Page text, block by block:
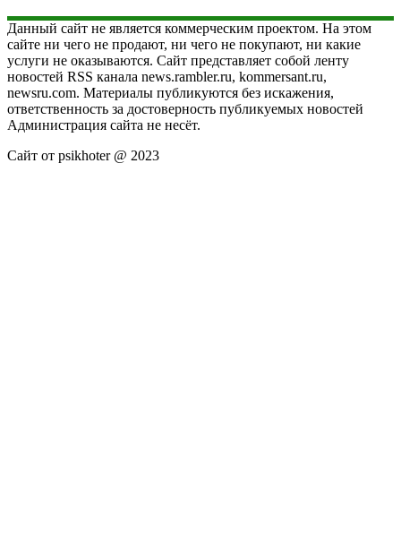
Данный сайт не является коммерческим проектом. На этом
сайте ни чего не продают, ни чего не покупают, ни какие
услуги не оказываются. Сайт представляет собой ленту
новостей RSS канала news.rambler.ru, kommersant.ru,
newsru.com. Материалы публикуются без искажения,
ответственность за достоверность публикуемых новостей
Администрация сайта не несёт.
Сайт от psikhoter @ 2023